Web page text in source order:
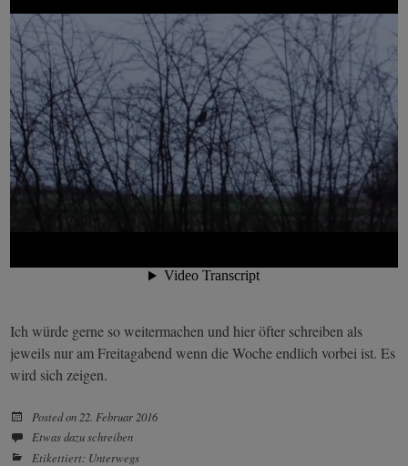
Ich würde gerne so weitermachen und hier öfter schreiben als
jeweils nur am Freitagabend wenn die Woche endlich vorbei ist. Es
wird sich zeigen.
Posted on 22. Februar 2016
Etwas dazu schreiben
Etikettiert: Unterwegs